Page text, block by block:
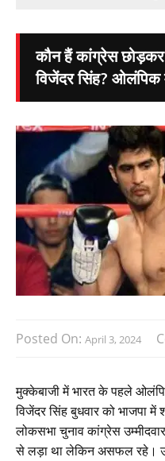
कौन हैं कांग्रेस
विजेंदर सिंह?
Posted On: April 3, 2024
मुक्केबाजी में भारत के पहले
विजेंदर सिंह बुधवार को भाजपा में
लोकसभा चुनाव कांग्रेस
से लड़ा था लेकिन असफल रहे।